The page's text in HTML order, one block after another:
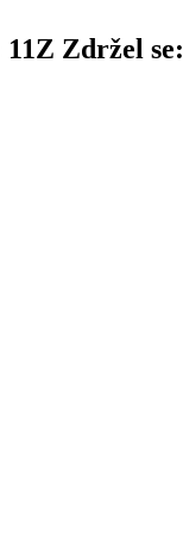
11Z Zdržel se: